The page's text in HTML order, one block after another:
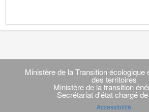
Navigation
transverse
Ministère de la Transition écologique
des territoires
Ministère de la transition
Secrétariat d'état chargé
Accessibilité